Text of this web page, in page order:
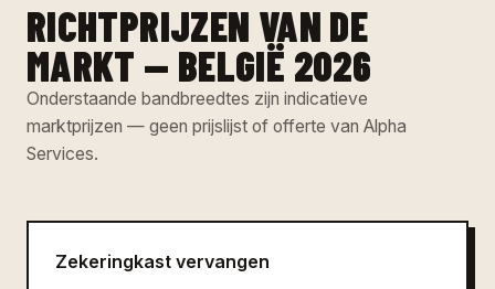
RICHTPRIJZEN VAN DE
MARKT — BELGIË 2026
Onderstaande bandbreedtes zijn indicatieve
marktprijzen — geen prijslijst of offerte van Alpha
Services.
Zekeringkast vervangen